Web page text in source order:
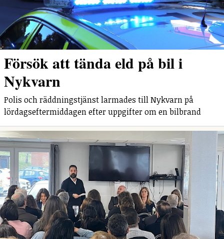
Försök att tända eld på bil i
Nykvarn
Polis och räddningstjänst larmades till Nykvarn på
lördagseftermiddagen efter uppgifter om en bilbrand